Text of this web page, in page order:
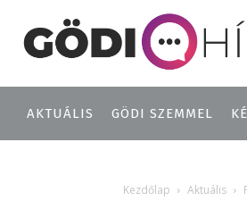
AKTUÁLIS GÖDI SZEMMEL
Kezdőlap Aktuális